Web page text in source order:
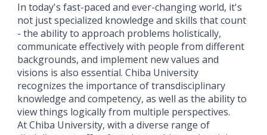
In today's fast-paced and ever-changing world, it's
not just specialized knowledge and skills that count
- the ability to approach problems holistically,
communicate effectively with people from different
backgrounds, and implement new values and
visions is also essential. Chiba University
recognizes the importance of transdisciplinary
knowledge and competency, as well as the ability to
view things logically from multiple perspectives.
At Chiba University, with a diverse range of